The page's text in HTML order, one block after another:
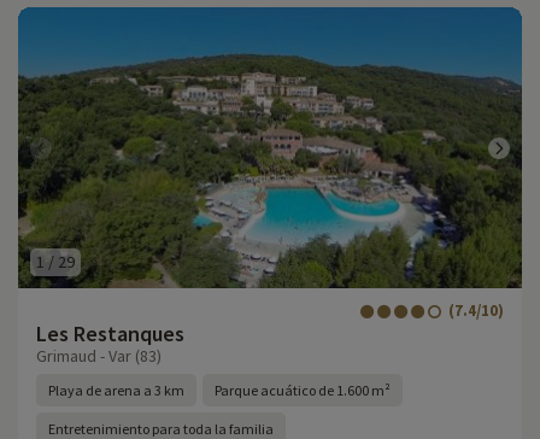
1 / 29
Les Restanques
(7.4/10)
Grimaud - Var (83)
Playa de arena a 3 km Parque acuático de 1.600 m²
Entretenimiento para toda la familia